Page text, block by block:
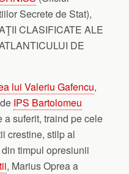
Secrete de Stat),
CLASIFICATE ALE
DE
lui Valeriu Gafencu,
IPS Bartolomeu
a suferit, traind pe cele
crestine, stilp al
timpul opresiunii
, Marius Oprea a